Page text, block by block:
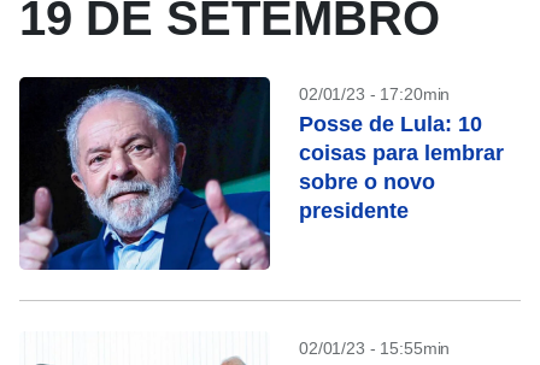
19 DE SETEMBRO
02/01/23 - 17:20min
Posse de Lula: 10
coisas para lembrar
sobre o novo
presidente
02/01/23 - 15:55min